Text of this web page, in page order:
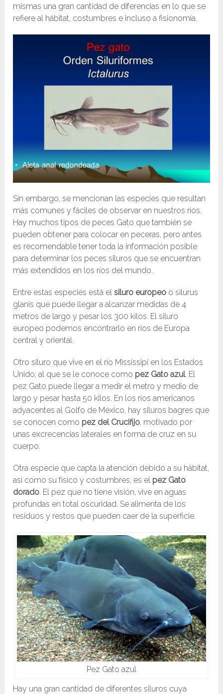
mismas una gran cantidad de diferencias en lo que se
refiere al hábitat, costumbres e incluso a fisionomía.
Sin embargo, se mencionan las especies que resultan
más comunes y fáciles de observar en nuestros ríos.
Hay muchos tipos de peces Gato que también se
pueden obtener para colocar en peceras, pero antes
es recomendable tener toda la información posible
para determinar los peces siluros que se encuentran
más extendidos en los ríos del mundo.
Entre estas especies está elsiluro europeo o silurus
glanis que puede llegar a alcanzar medidas de 4
metros de largo y pesar los 300 kilos. El siluro
europeo podemos encontrarlo en ríos de Europa
central y oriental.
Otro siluro que vive en el río Mississipi en los Estados
Unido, al que se le conoce como pez Gato azul. El
pez Gato puede llegar a medir el metro y medio de
largo y pesar hasta 50 kilos. En los ríos americanos
adyacentes al Golfo de México, hay siluros bagres que
se conocen como pez del Crucifijo , motivado por
unas excrecencias laterales en forma de cruz en su
cuerpo.
Otra especie que capta la atención debido a su hábitat,
así como su físico y costumbres, es el pez Gato
dorado . El pez que no tiene visión, vive en aguas
profundas en total oscuridad. Se alimenta de los
residuos y restos que pueden caer de la superficie.
Pez Gato azul
Hay una gran cantidad de diferentes siluros cuya